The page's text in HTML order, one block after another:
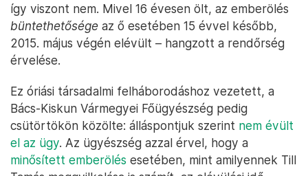
így viszont nem. Mivel 16 évesen ölt, az emberölés
büntethetősége az ő esetében 15 évvel később,
2015. május végén elévült – hangzott a rendőrség
érvelése.
Ez óriási társadalmi felháborodáshoz vezetett, a
Bács-Kiskun Vármegyei Főügyészség pedig
csütörtökön közölte: álláspontjuk szerint nem évült
el az ügy. Az ügyészség azzal érvel, hogy a
minősített emberölés esetében, mint amilyennek Till